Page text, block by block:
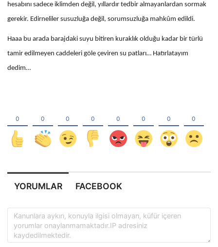
hesabını sadece iklimden değil, yıllardır tedbir almayanlardan sormak
gerekir. Edirneliler susuzluğa değil, sorumsuzluğa mahkûm edildi.
Haaa bu arada barajdaki suyu bitiren kuraklık olduğu kadar bir türlü
tamir edilmeyen caddeleri göle çeviren su patları… Hatırlatayım
dedim…
YORUMLAR FACEBOOK